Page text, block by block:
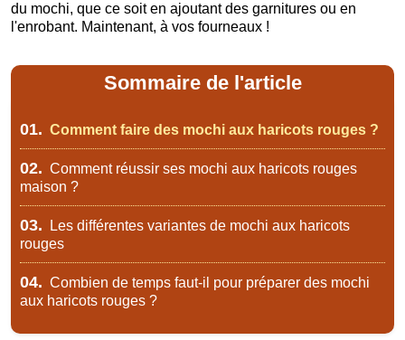
du mochi, que ce soit en ajoutant des garnitures ou en
l'enrobant. Maintenant, à vos fourneaux !
Sommaire de l'article
01. Comment faire des mochi aux haricots rouges ?
02. Comment réussir ses mochi aux haricots rouges
maison ?
03.
Les différentes variantes de mochi aux haricots
rouges
04. Combien de temps faut-il pour préparer des mochi
aux haricots rouges ?